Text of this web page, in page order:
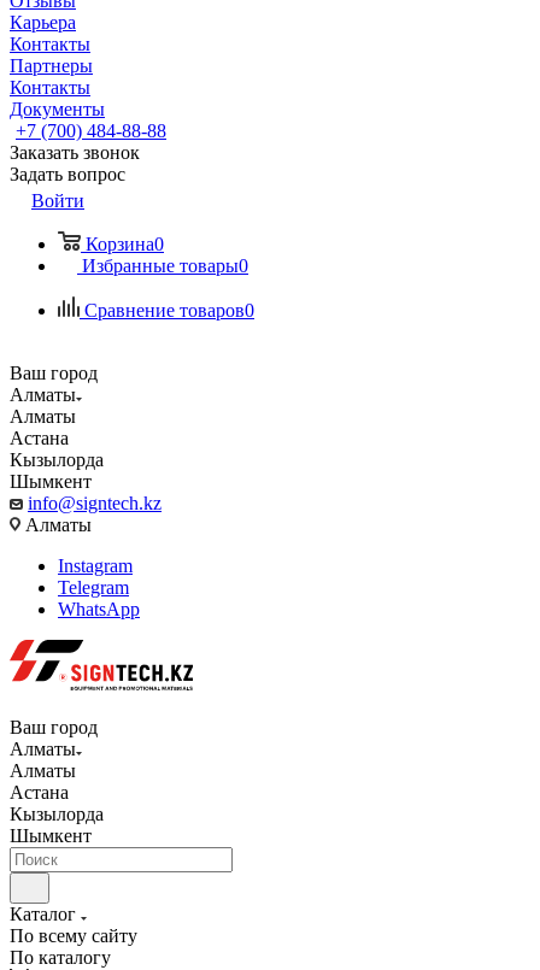
Карьера
Контакты
Партнеры
Контакты
Документы
+7 (700) 484-88-88
Заказать звонок
Задать вопрос
Войти
Корзина0
Избранные товары0
Сравнение товаров0
Ваш город
Алматы
Алматы
Астана
Кызылорда
Шымкент
info@signtech.kz
Алматы
Instagram
Telegram
WhatsApp
Ваш город
Алматы
Алматы
Астана
Кызылорда
Шымкент
Каталог
По всему сайту
По каталогу